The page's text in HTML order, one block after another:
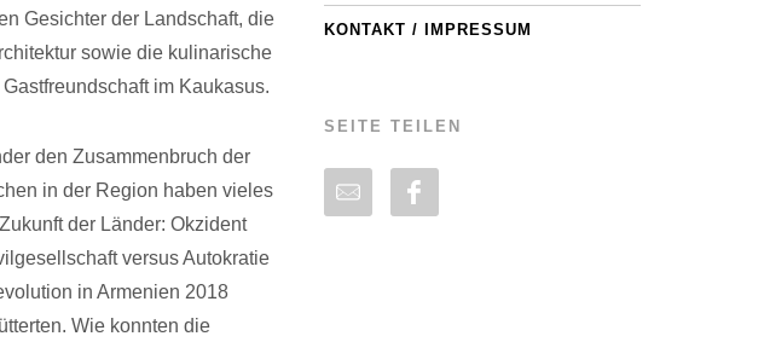
Gesichter der Landschaft, die
sowie die kulinarische
im Kaukasus.
den Zusammenbruch der
in der Region haben vieles
der Länder: Okzident
versus Autokratie
in Armenien 2018
Wie konnten die
KONTAKT / IMPRESSUM
SEITE TEILEN